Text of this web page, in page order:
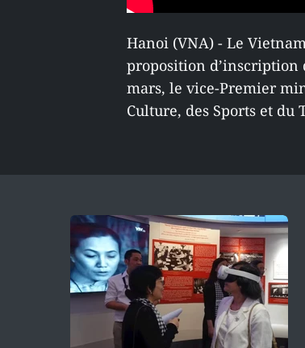
Hanoi (VNA) - Le
proposition d’inscription
mars, le vice-Premier
Culture, des Sports et du